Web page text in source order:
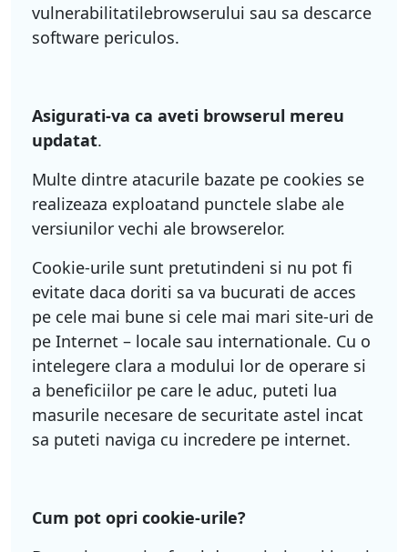
vulnerabilitatilebrowserului sau sa descarce
software periculos.
Asigurati-va ca aveti browserul mereu
updatat.
Multe dintre atacurile bazate pe cookies se
realizeaza exploatand punctele slabe ale
versiunilor vechi ale browserelor.
Cookie-urile sunt pretutindeni si nu pot fi
evitate daca doriti sa va bucurati de acces
pe cele mai bune si cele mai mari site-uri de
pe Internet – locale sau internationale. Cu o
intelegere clara a modului lor de operare si
a beneficiilor pe care le aduc, puteti lua
masurile necesare de securitate astel incat
sa puteti naviga cu incredere pe internet.
Cum pot opri cookie-urile?